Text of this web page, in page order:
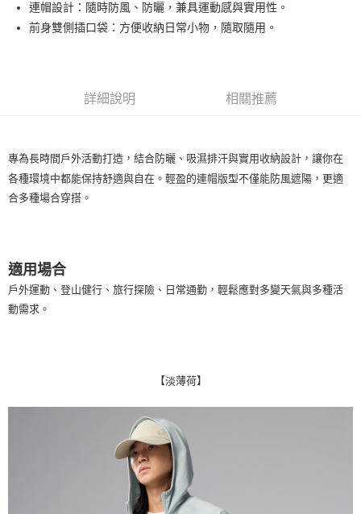
運送方式
全家超取(2000以上免運)
一般7-11取貨
每筆NT$100
7-11超取(2000以上免運)
每筆NT$100
宅配出貨(2000以上免運)
連帽設計：隨時防風、防曬，兼具運動感與實用性。
前身雙側插口袋：方便收納日常小物，隨取隨用。
詳細說明 相關推薦
專為長時間戶外活動打造，結合防曬、吸濕排汗與實用收納設計，讓你在
各種環境中都能保持舒適與自在。輕盈的連帽版型不僅能防風遮陽，更適
合多種場合穿搭。
適用場合
戶外運動、登山健行、旅行探險、日常通勤，輕鬆應對多變天氣與多種活
動需求。
【淡薄荷】